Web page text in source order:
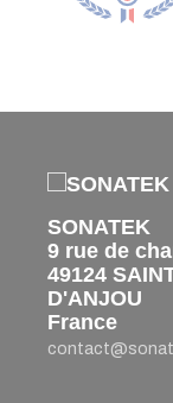
SONATEK
9 rue de
49124
D'ANJOU
France